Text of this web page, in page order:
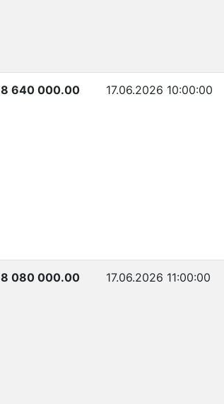
8 640 000.00 17.06.2026 10:00:00
8 080 000.00 17.06.2026 11:00:00